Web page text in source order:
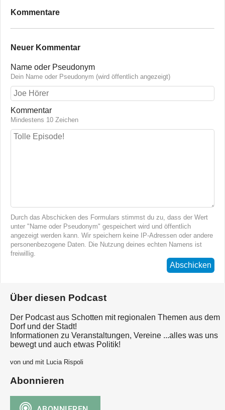
Kommentare
Neuer Kommentar
Name oder Pseudonym
Dein Name oder Pseudonym (wird öffentlich angezeigt)
Kommentar
Mindestens 10 Zeichen
Durch das Abschicken des Formulars stimmst du zu, dass der Wert
unter "Name oder Pseudonym" gespeichert wird und öffentlich
angezeigt werden kann. Wir speichern keine IP-Adressen oder andere
personenbezogene Daten. Die Nutzung deines echten Namens ist
freiwillig.
Abschicken
Über diesen Podcast
Der Podcast aus Schotten mit regionalen Themen aus dem
Dorf und der Stadt!
Informationen zu Veranstaltungen, Vereine ...alles was uns
bewegt und auch etwas Politik!
von und mit Lucia Rispoli
Abonnieren